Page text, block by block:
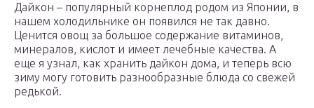
Дайкон – популярный корнеплод родом из Японии, в
нашем холодильнике он появился не так давно.
Ценится овощ за большое содержание витаминов,
минералов, кислот и имеет лечебные качества. А
еще я узнал, как хранить дайкон дома, и теперь всю
зиму могу готовить разнообразные блюда со свежей
редькой.